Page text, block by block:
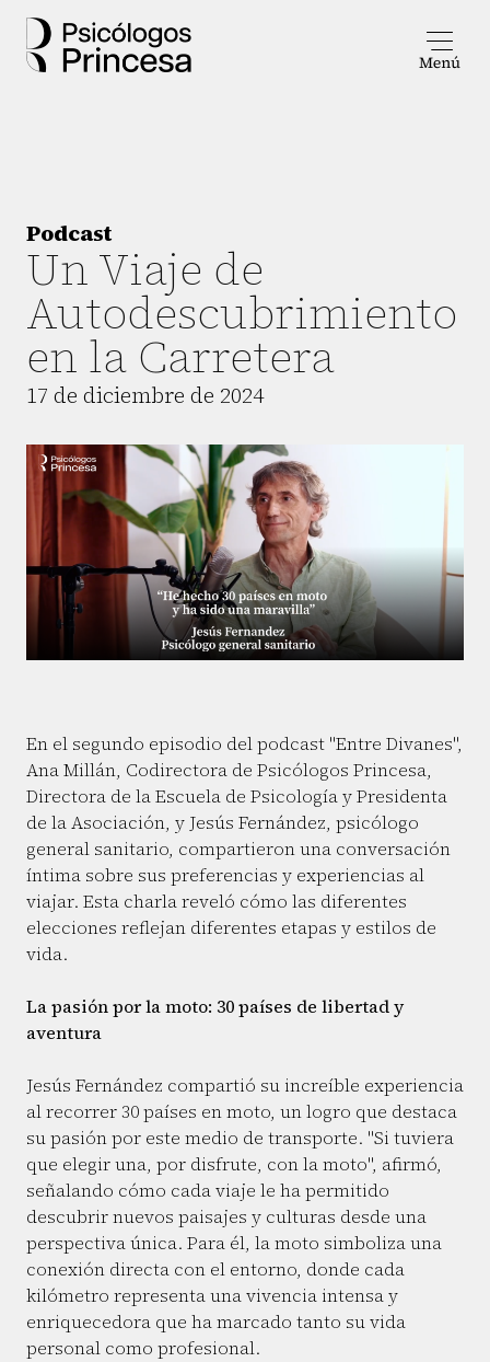
Podcast
Un Viaje de
Autodescubrimiento
en la Carretera
17 de diciembre de 2024
En el segundo episodio del podcast "Entre Divanes",
Ana Millán, Codirectora de Psicólogos Princesa,
Directora de la Escuela de Psicología y Presidenta
de la Asociación, y Jesús Fernández, psicólogo
general sanitario, compartieron una conversación
íntima sobre sus preferencias y experiencias al
viajar. Esta charla reveló cómo las diferentes
elecciones reflejan diferentes etapas y estilos de
vida.
La pasión por la moto: 30 países de libertad y
aventura
Jesús Fernández compartió su increíble experiencia
al recorrer 30 países en moto, un logro que destaca
su pasión por este medio de transporte. "Si tuviera
que elegir una, por disfrute, con la moto", afirmó,
señalando cómo cada viaje le ha permitido
descubrir nuevos paisajes y culturas desde una
perspectiva única. Para él, la moto simboliza una
conexión directa con el entorno, donde cada
kilómetro representa una vivencia intensa y
enriquecedora que ha marcado tanto su vida
personal como profesional.